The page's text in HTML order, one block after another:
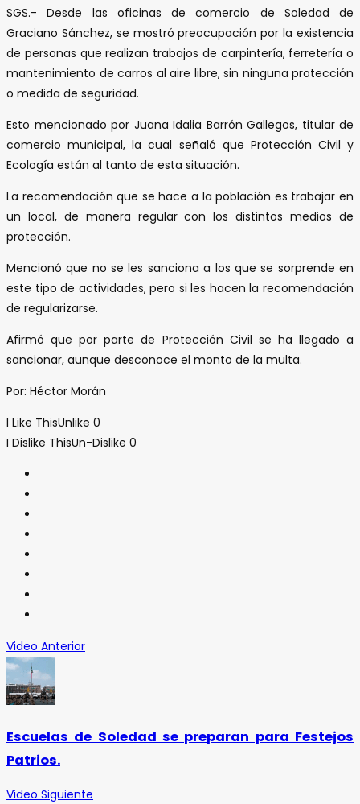
SGS.- Desde las oficinas de comercio de Soledad de
Graciano Sánchez, se mostró preocupación por la existencia
de personas que realizan trabajos de carpintería, ferretería o
mantenimiento de carros al aire libre, sin ninguna protección
o medida de seguridad.
Esto mencionado por Juana Idalia Barrón Gallegos, titular de
comercio municipal, la cual señaló que Protección Civil y
Ecología están al tanto de esta situación.
La recomendación que se hace a la población es trabajar en
un local, de manera regular con los distintos medios de
protección.
Mencionó que no se les sanciona a los que se sorprende en
este tipo de actividades, pero si les hacen la recomendación
de regularizarse.
Afirmó que por parte de Protección Civil se ha llegado a
sancionar, aunque desconoce el monto de la multa.
Por: Héctor Morán
I Like ThisUnlike 0
I Dislike ThisUn-Dislike 0
Video Anterior
Escuelas de Soledad se preparan para Festejos
Patrios.
Video Siguiente